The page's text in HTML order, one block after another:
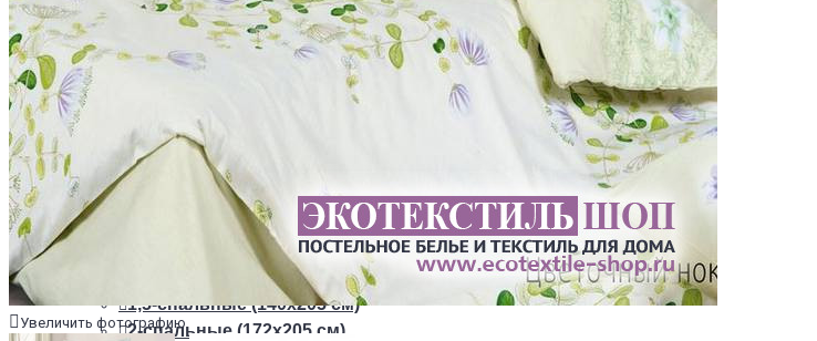
Из сатина
Из сатин-жаккарда
ПОСТЕЛЬНОЕ БЕЛЬЕ НА РЕЗИНКЕ
+
ОДЕЯЛА
1,5-спальные (140х205 см)
2-спальные (172х205 см)
Увеличить фотографию